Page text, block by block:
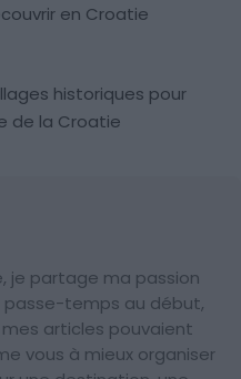
en Croatie
historiques pour
de la Croatie
je partage ma passion
passe-temps au début,
articles pouvaient
vous à mieux organiser